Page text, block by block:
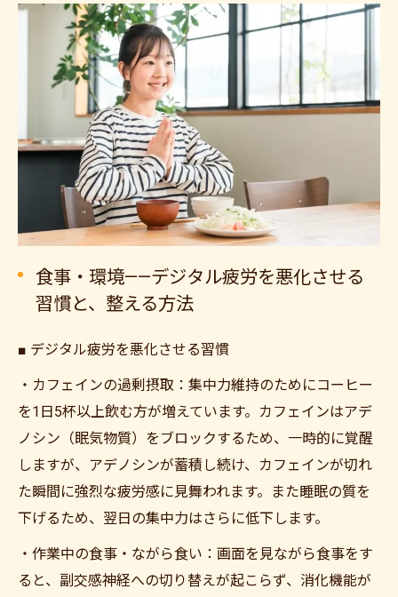
食事・環境——デジタル疲労を悪化させる
習慣と、整える方法
■ デジタル疲労を悪化させる習慣
・カフェインの過剰摂取：集中力維持のためにコーヒー
を1日5杯以上飲む方が増えています。カフェインはアデ
ノシン（眠気物質）をブロックするため、一時的に覚醒
しますが、アデノシンが蓄積し続け、カフェインが切れ
た瞬間に強烈な疲労感に見舞われます。また睡眠の質を
下げるため、翌日の集中力はさらに低下します。
・作業中の食事・ながら食い：画面を見ながら食事をす
ると、副交感神経への切り替えが起こらず、消化機能が